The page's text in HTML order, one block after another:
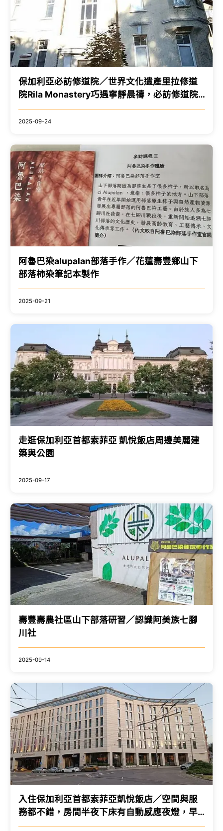
保加利亞必訪修道院／世界文化遺產里拉修道
院Rila Monastery巧遇寧靜晨禱，必訪修道院
內寶物博物館，親見拉斐爾的木雕十字架
2025-09-24
阿魯巴染alupalan部落手作／花蓮壽豐鄉山下
部落柿染筆記本製作
2025-09-21
走逛保加利亞首都索菲亞 凱悅飯店周邊美麗建
築與公園
2025-09-17
壽豐壽農社區山下部落研習／認識阿美族七腳
川社
2025-09-14
入住保加利亞首都索菲亞凱悅飯店／空間與服
務都不錯，房間半夜下床有自動感應夜燈，早
餐豐盛還能點桌上菜單的餐點